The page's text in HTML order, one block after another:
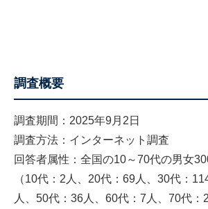
調査概要
調査期間：2025年9月2日
調査方法：インターネット調査
回答者属性：全国の10～70代の男女
（10代：2人、20代：69人、30代：
人、50代：36人、60代：7人、70代：2